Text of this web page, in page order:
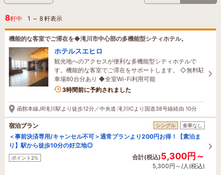
8軒中 1 ～ 8 軒表示
機能的な客室でご滞在を◆滝川市中心部の多機能型シティホテル。
ホテルスエヒロ
観光地へのアクセスが便利な多機能型シティホテルで
す。機能的な客室でご滞在をサポートします。 ◇無料駐
車場80台分あり ◆全室Wi-Fi利用可能
3時間前に予約されました
函館本線JR滝川駅より徒歩12分／中央道 滝川ICより国道38号線経由 10分
宿泊プラン シングル 食事なし
＜事前決済専用/キャンセル不可＞通常プランより200円お得！【素泊ま
り】駅から徒歩10分の好立地◎
ポイント2% 合計(税込)5,300円～
5,300円～/人(税込)